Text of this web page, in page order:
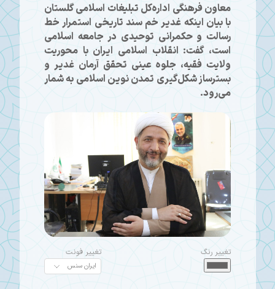
معاون فرهنگی اداره‌کل تبلیغات اسلامی گلستان
با بیان اینکه غدیر خم سند تاریخی استمرار خط
رسالت و حکمرانی توحیدی در جامعه اسلامی
است، گفت: انقلاب اسلامی ایران با محوریت
ولایت فقیه، جلوه عینی تحقق آرمان غدیر و
بسترساز شکل‌گیری تمدن نوین اسلامی به شمار
می‌رود.
تغییر رنگ تغییر فونت